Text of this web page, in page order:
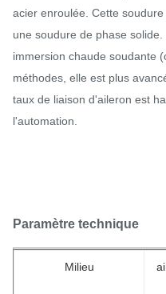
acier enroulée. Cette
une soudure de phase
immersion chaude soudante
méthodes, elle est plus
taux de liaison d'aileron est
l'automation.
Paramètre technique
Milieu